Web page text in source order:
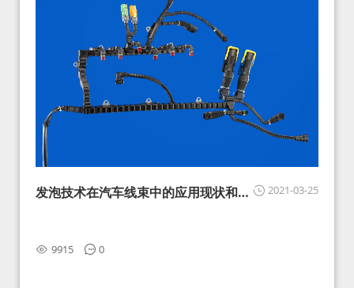
2021-03-25
发泡技术在汽车线束中的应用现状和展
9915 0